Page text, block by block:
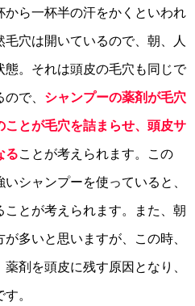
ら一杯半の汗をかくといわれ
穴は開いているので、朝、人
。それは頭皮の毛穴も同じで
で、 シャンプーの薬剤が毛穴
とが毛穴を詰まらせ、頭皮サ
ることが考えられます。この
シャンプーを使っていると、
とが考えられます。また、朝
多いと思いますが、この時、
剤を頭皮に残す原因となり、
。